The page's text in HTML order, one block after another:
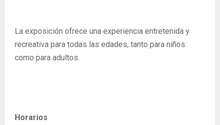
La exposición ofrece una experiencia entretenida y
recreativa para todas las edades, tanto para niños
como para adultos.
Horarios